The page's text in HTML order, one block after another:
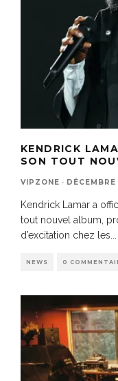
KENDRICK
SON TOUT
VIPZONE ·
Kendrick Lamar a
tout nouvel album,
d’excitation chez les
NEWS 0